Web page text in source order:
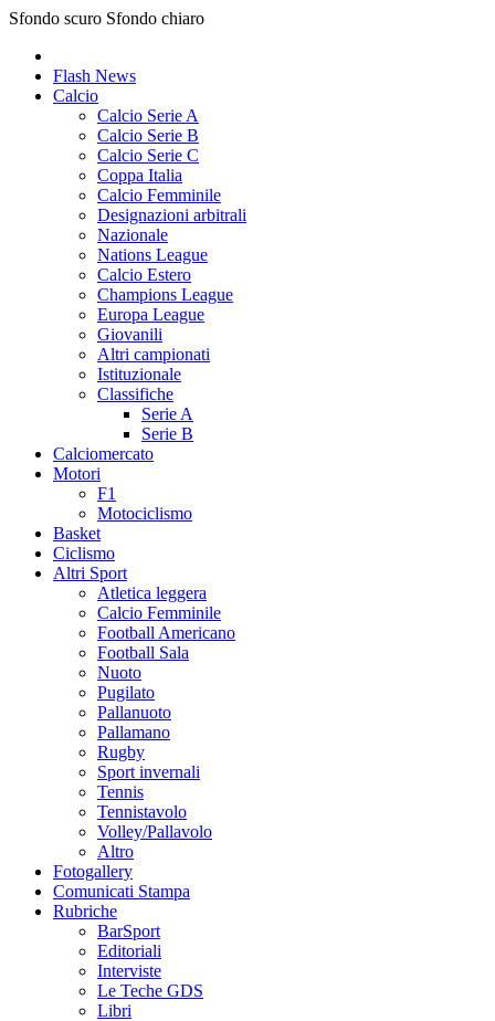
Sfondo scuro Sfondo chiaro
Flash News
Calcio
Calcio Serie A
Calcio Serie B
Calcio Serie C
Coppa Italia
Calcio Femminile
Designazioni arbitrali
Nazionale
Nations League
Calcio Estero
Champions League
Europa League
Giovanili
Altri campionati
Istituzionale
Classifiche
Serie A
Serie B
Calciomercato
Motori
F1
Motociclismo
Basket
Ciclismo
Altri Sport
Atletica leggera
Calcio Femminile
Football Americano
Football Sala
Nuoto
Pugilato
Pallanuoto
Pallamano
Rugby
Sport invernali
Tennis
Tennistavolo
Volley/Pallavolo
Altro
Fotogallery
Comunicati Stampa
Rubriche
BarSport
Editoriali
Interviste
Le Teche GDS
Libri